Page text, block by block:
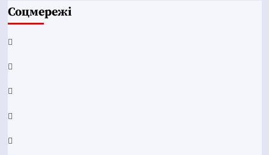
Соцмережі
Facebook
YouTube
Telegram
Instagram
Twitter